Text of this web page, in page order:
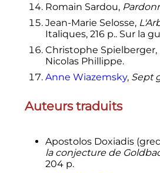
Romain Sardou,
Jean-Marie Selosse,
Italiques, 216 p.. Sur la
Christophe Spielberger,
Nicolas Phillippe.
Anne Wiazemsky, Sept
Auteurs traduits
Apostolos Doxiadis
la conjecture de
204 p.